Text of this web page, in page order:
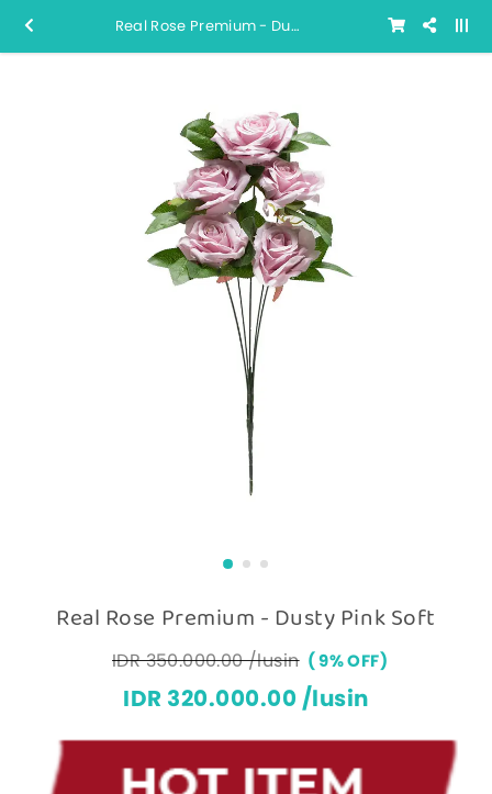
Real Rose Premium - Dusty Pink Soft
Real Rose Premium - Dusty Pink Soft
9% OFF
IDR 350.000.00 /lusin
IDR 320.000.00 /lusin